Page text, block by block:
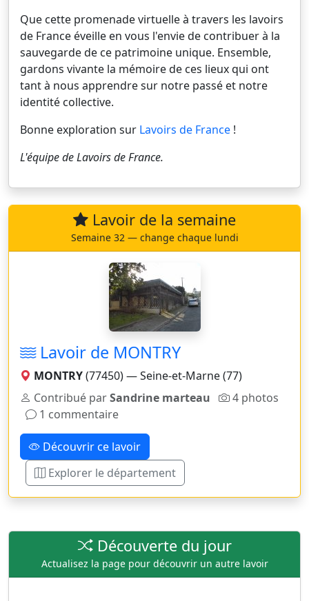
Que cette promenade virtuelle à travers les lavoirs
de France éveille en vous l'envie de contribuer à la
sauvegarde de ce patrimoine unique. Ensemble,
gardons vivante la mémoire de ces lieux qui ont
tant à nous apprendre sur notre passé et notre
identité collective.
Bonne exploration sur Lavoirs de France !
L'équipe deLavoirs de France.
Lavoir de la semaine
Semaine 32 — change chaque lundi
Lavoir de MONTRY
MONTRY(77450) — Seine-et-Marne (77)
Contribué parSandrine marteau
4 photos
1 commentaire
Découvrir ce lavoir
Explorer le département
Découverte du jour
Actualisez la page pour découvrir un autre lavoir